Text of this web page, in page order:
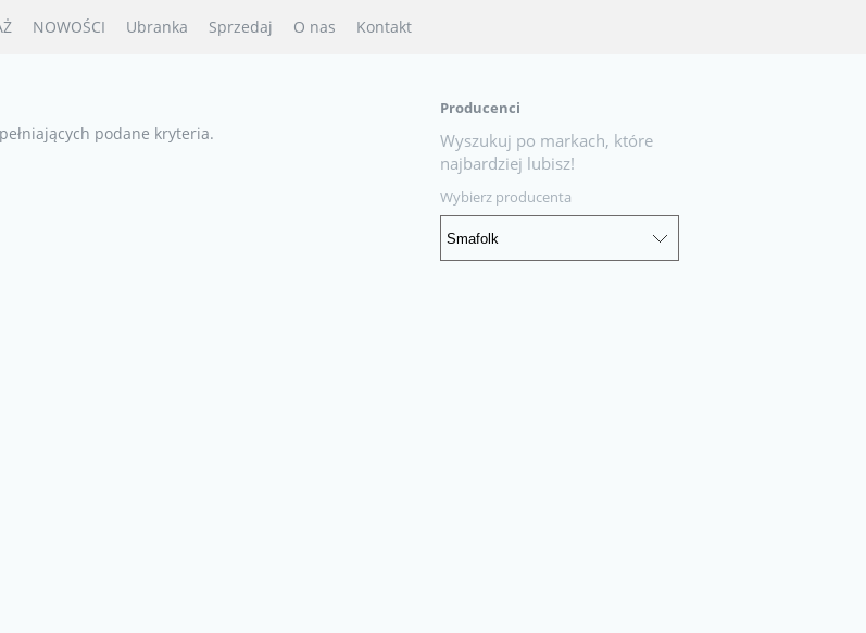
NOWOŚCI Ubranka Sprzedaj O nas Kontakt
podane kryteria.
Producenci
Wyszukuj po markach, które
najbardziej lubisz!
Wybierz producenta